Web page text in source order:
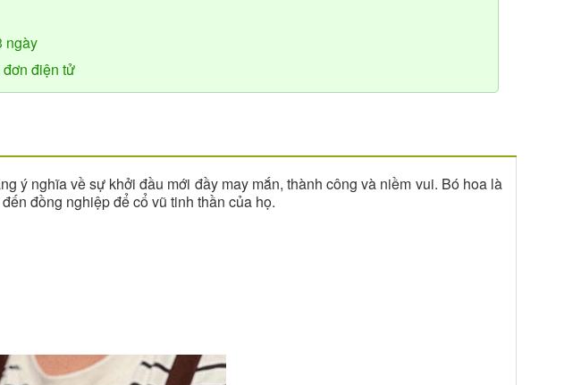
ngày
điện tử
ý nghĩa về sự khởi đầu mới đầy may mắn, thành công và niềm vui. Bó hoa là
đồng nghiệp để cổ vũ tinh thần của họ.